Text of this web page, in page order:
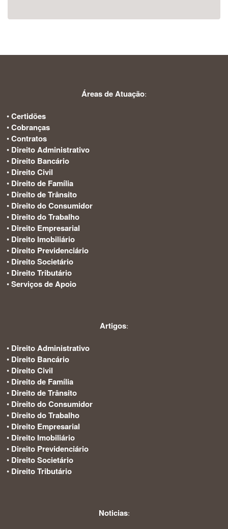
Áreas de Atuação:
•Certidões
•Cobranças
•Contratos
• Direito Administrativo
• Direito Bancário
• Direito Civil
• Direito de Família
• Direito de Trânsito
• Direito do Consumidor
• Direito do Trabalho
• Direito Empresarial
• Direito Imobiliário
• Direito Previdenciário
• Direito Societário
• Direito Tributário
•Serviços de Apoio
Artigos:
• Direito Administrativo
• Direito Bancário
• Direito Civil
• Direito de Família
• Direito de Trânsito
• Direito do Consumidor
• Direito do Trabalho
• Direito Empresarial
• Direito Imobiliário
• Direito Previdenciário
• Direito Societário
• Direito Tributário
Noticias: